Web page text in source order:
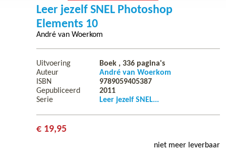
Leer jezelf SNEL Photoshop
Elements 10
André van Woerkom
Uitvoering Boek , 336 pagina's
Auteur
André van Woerkom
ISBN
9789059405387
Gepubliceerd
2011
Serie
Leer jezelf SNEL...
€ 19,95
niet meer leverbaar